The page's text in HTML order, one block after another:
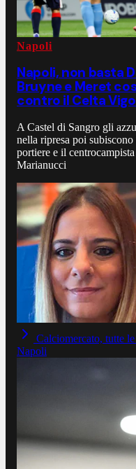
Napoli
Napoli, non basta
Bruyne e Meret
contro il Celta
A Castel di Sangro gli
nella ripresa poi
portiere e il
Marianucci
Calciomercato, tutte
Napoli